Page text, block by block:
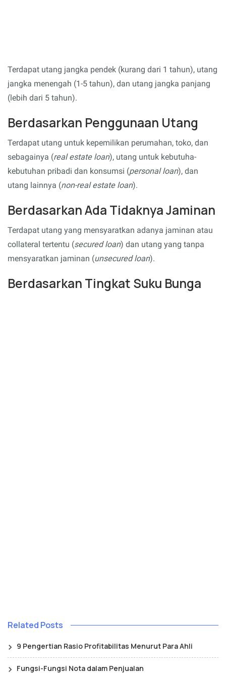
Terdapat utang jangka pendek (kurang dari 1 tahun), utang
jangka menengah (1-5 tahun), dan utang jangka panjang
(lebih dari 5 tahun).
Berdasarkan Penggunaan Utang
Terdapat utang untuk kepemilikan perumahan, toko, dan
sebagainya (real estate loan), utang untuk kebutuha-
kebutuhan pribadi dan konsumsi (personal loan), dan
utang lainnya (non-real estate loan).
Berdasarkan Ada Tidaknya Jaminan
Terdapat utang yang mensyaratkan adanya jaminan atau
collateral tertentu (secured loan) dan utang yang tanpa
mensyaratkan jaminan (unsecured loan).
Berdasarkan Tingkat Suku Bunga
Related Posts
9 Pengertian Rasio Profitabilitas Menurut Para Ahli
Fungsi-Fungsi Nota dalam Penjualan